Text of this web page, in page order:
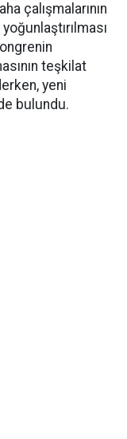
çalışmalarının
teşkilat
yeni
bulundu.